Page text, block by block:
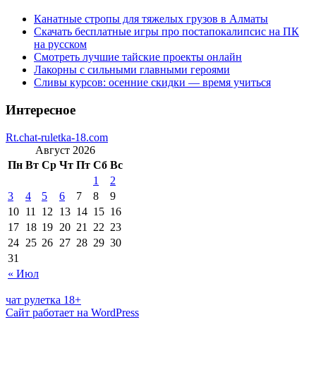
Канатные стропы для тяжелых грузов в Алматы
Скачать бесплатные игры про постапокалипсис на ПК
на русском
Смотреть лучшие тайские проекты онлайн
Лакорны с сильными главными героями
Сливы курсов: осенние скидки — время учиться
Интересное
Rt.chat-ruletka-18.com
Август 2026
Пн Вт Ср Чт Пт Сб Вс
« Июл
1
2
3
4 5 6 7 8
9
10 11 12 13 14 15 16
17 18 19 20 21 22 23
24 25 26 27 28 29 30
31
чат рулетка 18+
Сайт работает на WordPress